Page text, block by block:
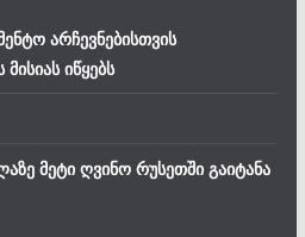
არჩევნებისთვის
იწყებს
მეტი ღვინო რუსეთში გაიტანა